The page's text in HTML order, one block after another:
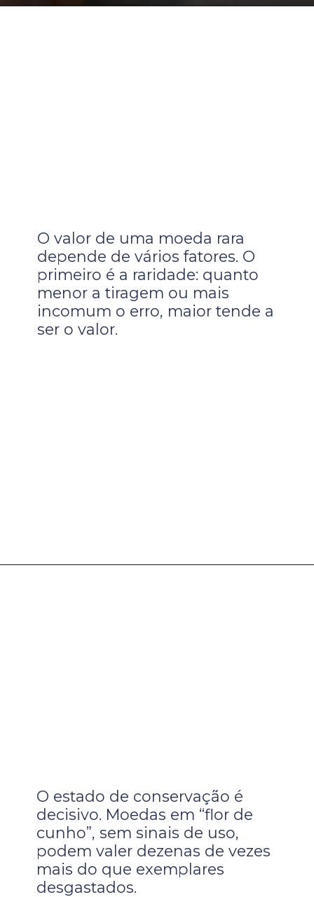
O valor de uma moeda rara
depende de vários fatores. O
primeiro é a raridade: quanto
menor a tiragem ou mais
incomum o erro, maior tende a
ser o valor.
O estado de conservação é
decisivo. Moedas em “flor de
cunho”, sem sinais de uso,
podem valer dezenas de vezes
mais do que exemplares
desgastados.